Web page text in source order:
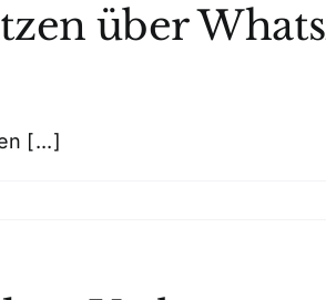
über
[...]